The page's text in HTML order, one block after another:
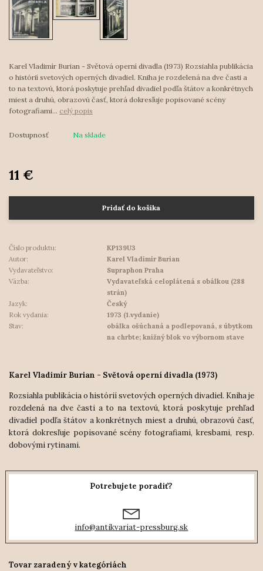
Karel Vladimír Burian - Světová operní divadla (1973) Rozsiahla publikácia
o histórií svetových operných divadiel. Kniha je rozdelená na dve časti a
to na textovú, ktorá poskytuje prehľad divadiel podľa štátov a konkrétnych
miest a druhú, obrazovú časť, ktorá dokresľuje popisované scény
fotografiami... celý popis
Dostupnosť Na sklade
11 €
Pridať do košíka
Číslo produktu:
KP139U3
Autor:
Karel Vladimír Burian
Vydavateľstvo:
Supraphon Praha
Väzba:
Vydavateľská celoplátená s obálkou (288
strán)
Jazyk:
Český
Rok vydania:
1973 (1.vydanie)
Stav:
obálka ošúchaná a podlepovaná, s úbytkom
na chrbte; knižný blok vo výbornom stave
Karel Vladimír Burian - Světová operní divadla (1973)
Rozsiahla publikácia o histórií svetových operných divadiel. Kniha je
rozdelená na dve časti a to na textovú, ktorá poskytuje prehľad
divadiel podľa štátov a konkrétnych miest a druhú, obrazovú časť,
ktorá dokresľuje popisované scény fotografiami, kresbami, resp.
dobovými rytinami.
Potrebujete poradiť?
info@antikvariat-pressburg.sk
Tovar zaradený v kategóriách